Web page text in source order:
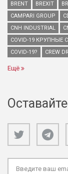
BRENT
BREXIT
CAMPARI GROUP
CNH INDUSTRIAL
COVID-19
COVID-19?
CREW
Ещё